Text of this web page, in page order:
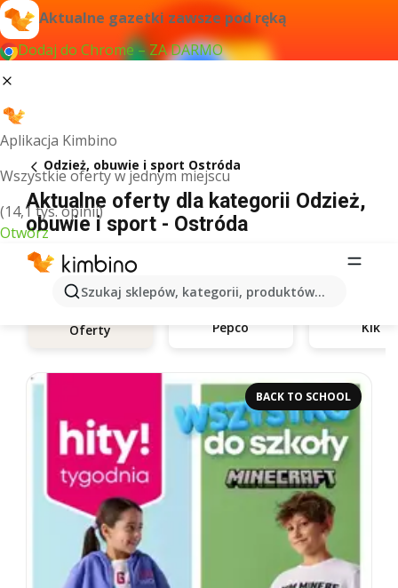
Aktualne gazetki zawsze pod ręką
Dodaj do Chrome – ZA DARMO
Aplikacja Kimbino
Wszystkie oferty w jednym miejscu
(14,1 tys. opinii)
Otwórz
Szukaj sklepów, kategorii, produktów...
Odzież, obuwie i sport Ostróda
Aktualne oferty dla kategorii Odzież,
obuwie i sport - Ostróda
Oferty Pepco Kik
BACK TO SCHOOL